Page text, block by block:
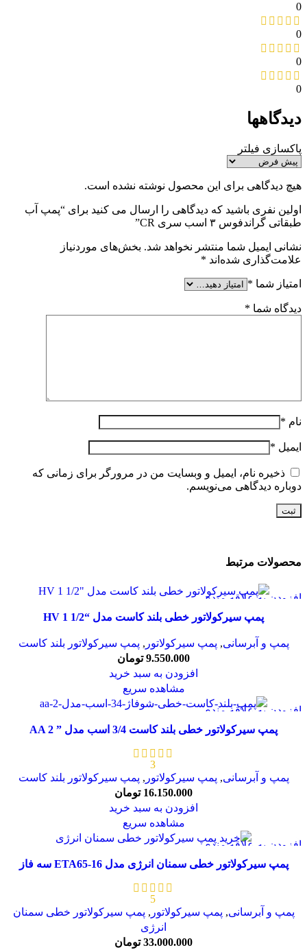
0
0
0
0
دیدگاهها
پاکسازی فیلتر
هیچ دیدگاهی برای این محصول نوشته نشده است.
اولین نفری باشید که دیدگاهی را ارسال می کنید برای “پمپ آب
طبقاتی گراندفوس ۳ اسب سری CR”
نشانی ایمیل شما منتشر نخواهد شد. بخش‌های موردنیاز
علامت‌گذاری شده‌اند *
امتیاز شما *
دیدگاه شما *
نام *
ایمیل *
ذخیره نام، ایمیل و وبسایت من در مرورگر برای زمانی که
دوباره دیدگاهی می‌نویسم.
محصولات مرتبط
افزودن به علاقه مندی
پمپ سیرکولاتور خطی بلند کاست مدل “HV 1 1/2
پمپ و آبرسانی, پمپ سیرکولاتور , پمپ سیرکولاتور بلند کاست
9.550.000 تومان
افزودن به سبد خرید
مشاهده سریع
افزودن به علاقه مندی
پمپ سیرکولاتور خطی بلند کاست 3/4 اسب مدل ” AA 2
3
پمپ و آبرسانی, پمپ سیرکولاتور , پمپ سیرکولاتور بلند کاست
16.150.000 تومان
افزودن به سبد خرید
مشاهده سریع
افزودن به علاقه مندی
پمپ سیرکولاتور خطی سمنان انرژی مدل ETA65-16 سه فاز
5
پمپ و آبرسانی, پمپ سیرکولاتور , پمپ سیرکولاتور خطی سمنان
انرژی
33.000.000 تومان